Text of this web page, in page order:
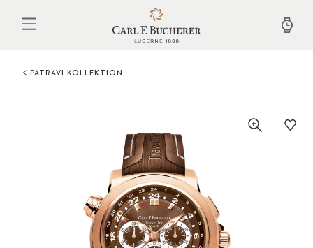
PATRAVI KOLLEKTION